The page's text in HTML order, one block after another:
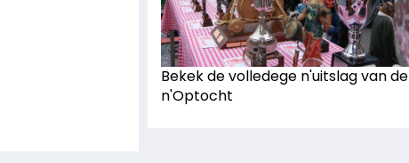
Bekek de volledege n'uitslag van de
n'Optocht